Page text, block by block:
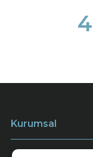
Kurumsal